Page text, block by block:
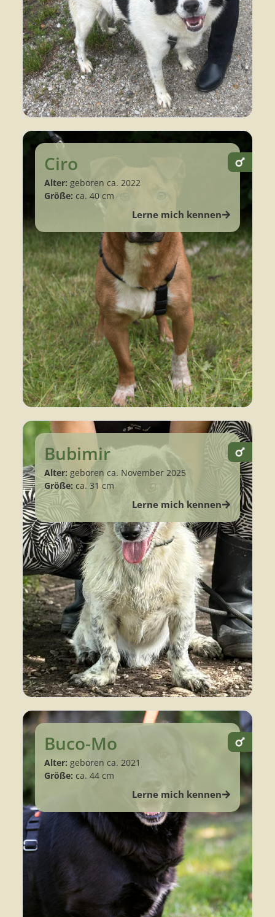
Ciro
Alter: geboren ca. 2022
Größe: ca. 40 cm
Lerne mich kennen
Bubimir
Alter: geboren ca. November 2025
Größe:ca. 31 cm
Lerne mich kennen
Buco-Mo
Alter: geboren ca. 2021
Größe: ca. 44 cm
Lerne mich kennen